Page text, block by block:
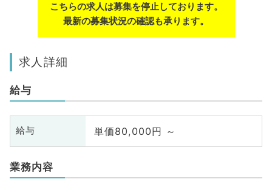
こちらの求人は募集を停止しております。
最新の募集状況の確認も承ります。
求人詳細
給与
給与 単価80,000円 ～
業務内容